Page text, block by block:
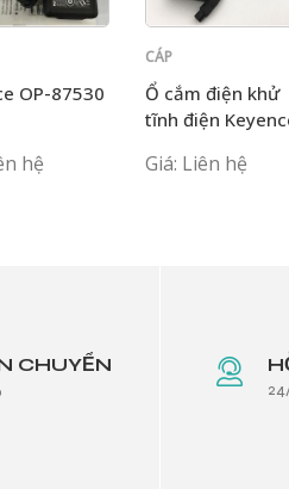
OP-87530
hệ
CÁP
KEYENCE
Ổ cắm điện khử
tĩnh điện
Giá: Liên hệ
CHUYỂN